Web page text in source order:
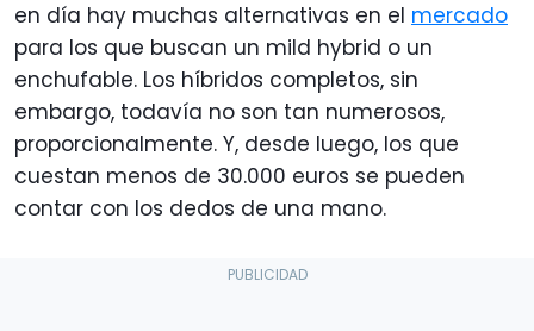
en día hay muchas alternativas en el mercado
para los que buscan un mild hybrid o un
enchufable. Los híbridos completos, sin
embargo, todavía no son tan numerosos,
proporcionalmente. Y, desde luego, los que
cuestan menos de 30.000 euros se pueden
contar con los dedos de una mano.